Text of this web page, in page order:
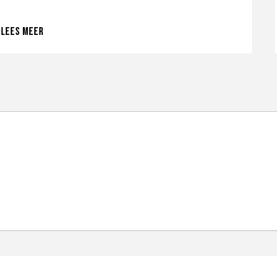
Lees meer